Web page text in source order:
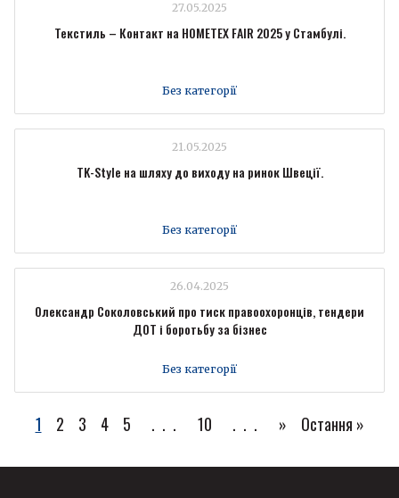
27.05.2025
Текстиль – Контакт на HOMETEX FAIR 2025 у Стамбулі.
Без категорії
21.05.2025
TK-Style на шляху до виходу на ринок Швеції.
Без категорії
26.04.2025
Олександр Соколовський про тиск правоохоронців, тендери
ДОТ і боротьбу за бізнес
Без категорії
1 2 3 4 5 ... 10 ... » Остання »